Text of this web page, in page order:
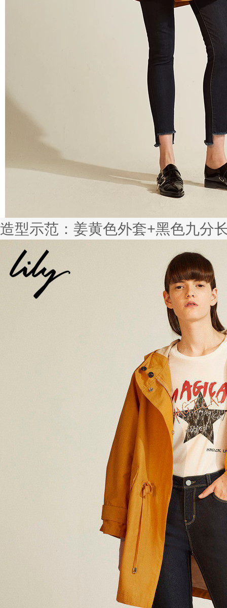
造型示范：姜黄色外套+黑色九分